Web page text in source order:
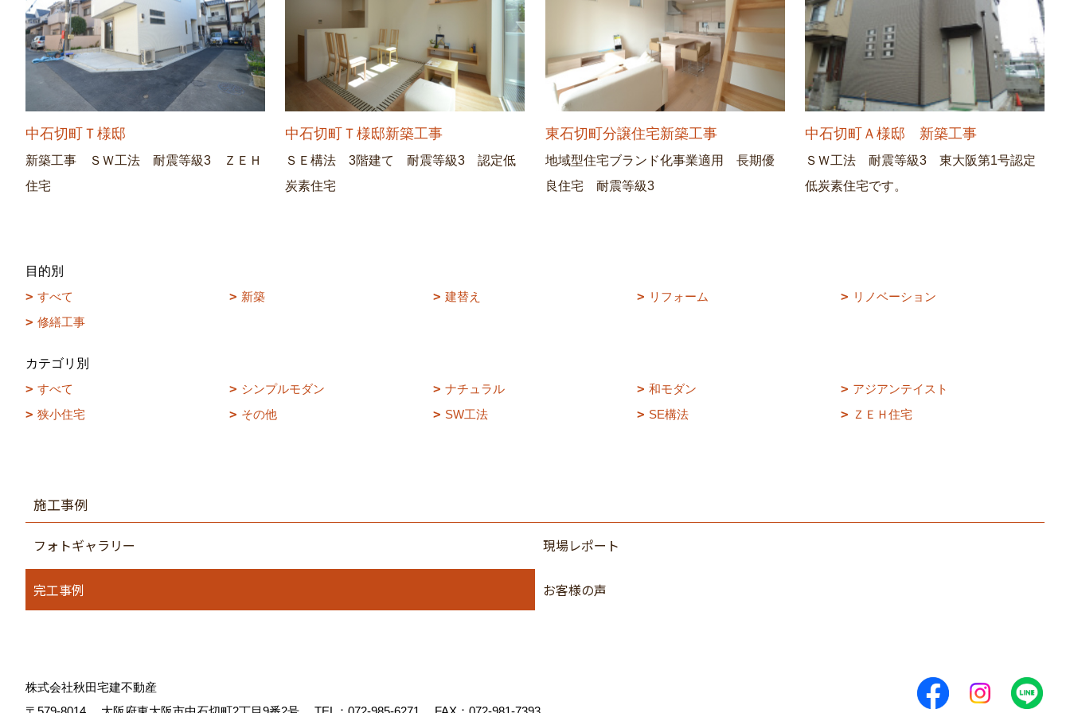
中石切町Ｔ様邸
新築工事 ＳＷ工法 耐震等級3 ＺＥＨ
住宅
中石切町Ｔ様邸新築工事
ＳＥ構法 3階建て 耐震等級3 認定低
炭素住宅
東石切町分譲住宅新築工事
地域型住宅ブランド化事業適用 長期優
良住宅 耐震等級3
中石切町Ａ様邸 新築工事
ＳＷ工法 耐震等級3 東大阪第1号認定
低炭素住宅です。
目的別
すべて
新築 建替え リフォーム
リノベーション
修繕工事
カテゴリ別
すべて
シンプルモダン ナチュラル 和モダン
アジアンテイスト
狭小住宅
その他 SW工法 SE構法 ＺＥＨ住宅
施工事例
フォトギャラリー 現場レポート
完工事例 お客様の声
株式会社秋田宅建不動産